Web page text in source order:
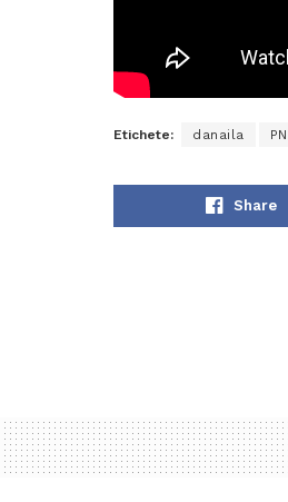
Etichete: danaila
Share